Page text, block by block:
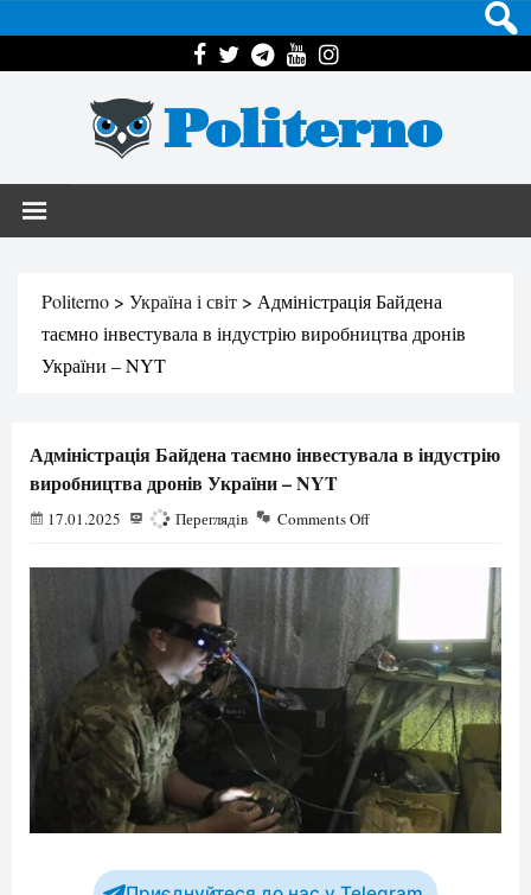
Politerno
Politerno > Україна і світ > Адміністрація Байдена
таємно інвестувала в індустрію виробництва дронів
України – NYT
Адміністрація Байдена таємно інвестувала в індустрію
виробництва дронів України – NYT
17.01.2025 784 Переглядів Comments Off